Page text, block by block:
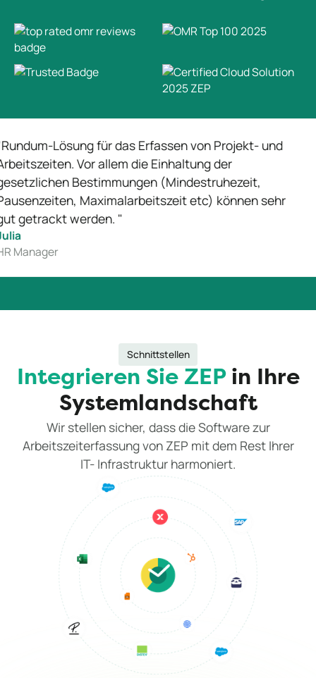
für das Erfassen von Projekt- und
Vor allem die Einhaltung der
Bestimmungen (Mindestruhezeit,
Maximalarbeitszeit etc) können sehr
werden. "
Schnittstellen
Integrieren Sie ZEPin Ihre
Systemlandschaft
Wir stellen sicher, dass die Software zur
Arbeitszeiterfassung von ZEP mit dem Rest Ihrer
IT- Infrastruktur harmoniert.